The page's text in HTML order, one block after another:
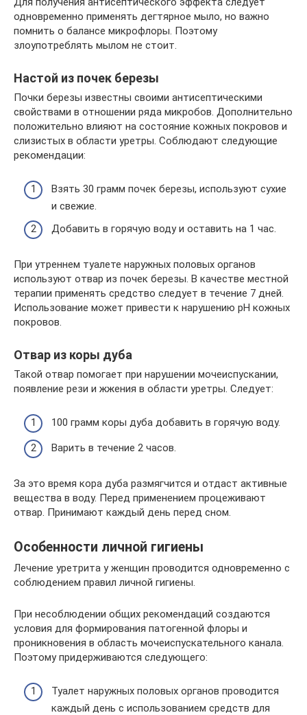
одновременно применять дегтярное мыло, но важно
помнить о балансе микрофлоры. Поэтому
злоупотреблять мылом не стоит.
Настой из почек березы
Почки березы известны своими антисептическими
свойствами в отношении ряда микробов. Дополнительно
положительно влияют на состояние кожных покровов и
слизистых в области уретры. Соблюдают следующие
рекомендации:
Взять 30 грамм почек березы, используют сухие
и свежие.
Добавить в горячую воду и оставить на 1 час.
При утреннем туалете наружных половых органов
используют отвар из почек березы. В качестве местной
терапии применять средство следует в течение 7 дней.
Использование может привести к нарушению рН кожных
покровов.
Отвар из коры дуба
Такой отвар помогает при нарушении мочеиспускании,
появление рези и жжения в области уретры. Следует:
100 грамм коры дуба добавить в горячую воду.
Варить в течение 2 часов.
За это время кора дуба размягчится и отдаст активные
вещества в воду. Перед применением процеживают
отвар. Принимают каждый день перед сном.
Особенности личной гигиены
Лечение уретрита у женщин проводится одновременно с
соблюдением правил личной гигиены.
При несоблюдении общих рекомендаций создаются
условия для формирования патогенной флоры и
проникновения в область мочеиспускательного канала.
Поэтому придерживаются следующего:
Туалет наружных половых органов проводится
каждый день с использованием средств для